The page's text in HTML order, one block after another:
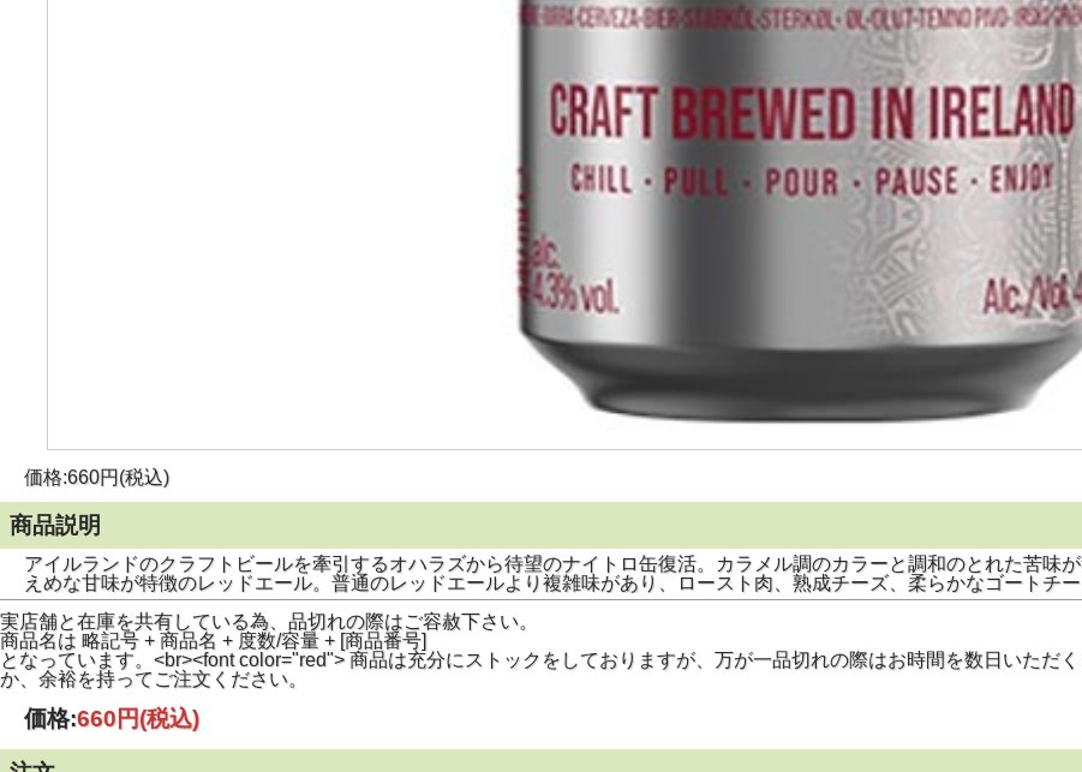
価格:660円(税込)
商品説明
アイルランドのクラフトビールを牽引するオハラズから待望のナイトロ缶復活。カラメル調のカラーと調和のとれた苦味
えめな甘味が特徴のレッドエール。普通のレッドエールより複雑味があり、ロースト肉、熟成チーズ、柔らかなゴートチ
実店舗と在庫を共有している為、品切れの際はご容赦下さい。
商品名は 略記号 + 商品名 + 度数/容量 + [商品番号]
となっています。<br><font color="red"> 商品は充分にストックをしておりますが、万が一品切れの際はお時間を数日いただ
か、余裕を持ってご注文ください。
価格:660円(税込)